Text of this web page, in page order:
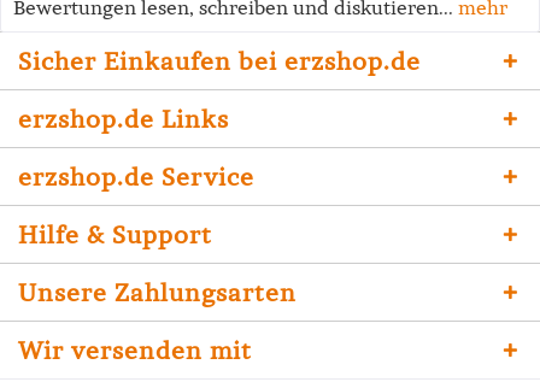
Bewertungen lesen, schreiben und diskutieren... mehr
Sicher Einkaufen bei erzshop.de
erzshop.de Links
erzshop.de Service
Hilfe & Support
Unsere Zahlungsarten
Wir versenden mit